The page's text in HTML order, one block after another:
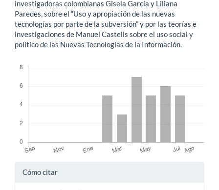
investigadoras colombianas Gisela García y Liliana
Paredes, sobre el “Uso y apropiación de las nuevas
tecnologías por parte de la subversión” y por las teorías e
investigaciones de Manuel Castells sobre el uso social y
político de las Nuevas Tecnologías de la Información.
Detalles
Cómo citar